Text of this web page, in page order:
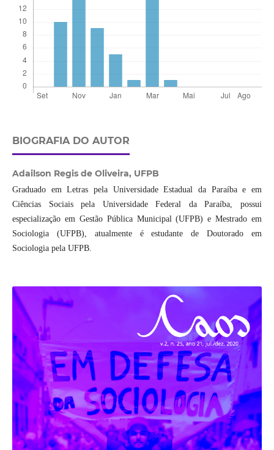
BIOGRAFIA DO AUTOR
Adailson Regis de Oliveira, UFPB
Graduado em Letras pela Universidade Estadual da Paraíba e em
Ciências Sociais pela Universidade Federal da Paraíba, possui
especialização em Gestão Pública Municipal (UFPB) e Mestrado em
Sociologia (UFPB), atualmente é estudante de Doutorado em
Sociologia pela UFPB.